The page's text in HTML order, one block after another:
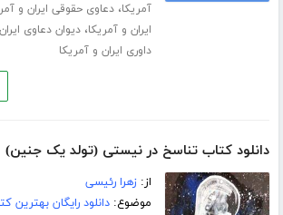
آمریکا،دعاوی حقوقی ایران و
ایران و آمریکا،دیوان دعاوی
داوری ایران و آمریکا
دانلود کتاب تناسخ در نیستی (تولد یک جنین)
از:زهرا رئیسی
موضوع:دانلود رایگان بهترین